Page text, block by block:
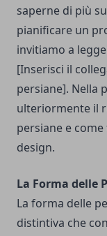
saperne di più
pianificare un
invitiamo a
[Inserisci il
persiane]. Nella
ulteriormente il
persiane e
design.
La Forma delle
La forma delle
distintiva che